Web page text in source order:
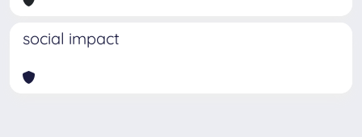
social impact